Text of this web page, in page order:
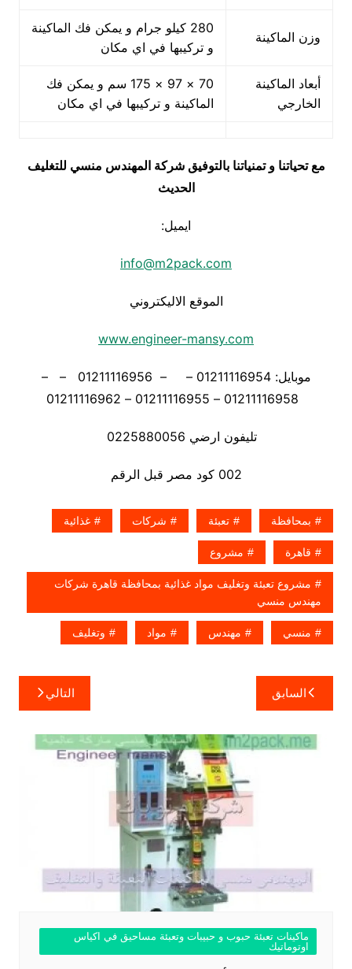
وزن الماكينة
280 كيلو جرام و يمكن فك الماكينة
و تركيبها في اي مكان
أبعاد الماكينة
الخارجي
70 × 97 × 175 سم و يمكن فك
الماكينة و تركيبها في اي مكان
مع تحياتنا و تمنياتنا بالتوفيق شركة المهندس منسي للتغليف
الحديث
ايميل:
info@m2pack.com
الموقع الاليكتروني
www.engineer-mansy.com
موبايل: 01211116954 – – 01211116956 – –
تليفون ارضي 0225880056
002 كود مصر قبل الرقم
بمحافظة تعبئة شركات غذائية
قاهرة مشروع
مشروع تعبئة وتغليف مواد غذائية بمحافظة قاهرة شركات
مهندس منسي
منسي مهندس مواد وتغليف
تصفّح
المقالات
السابق التالي
ماكينات تعبئة حبوب و حبيبات وتعبئة مساحيق في اكياس
اوتوماتيك